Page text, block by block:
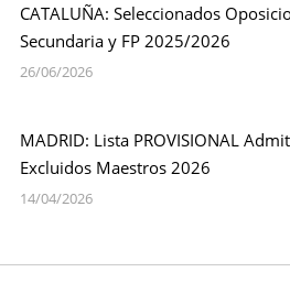
CATALUÑA: Seleccionados
Secundaria y FP 2025/2026
26/06/2026
MADRID: Lista PROVISIONAL
Excluidos Maestros 2026
14/04/2026